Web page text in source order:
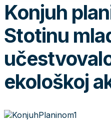
Konjuh
Stotinu
ekološkoj